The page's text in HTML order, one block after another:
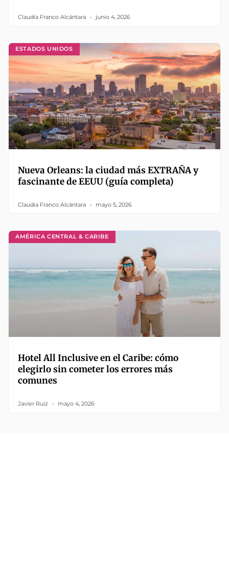
Claudia Franco Alcántara junio 4, 2026
ESTADOS UNIDOS
Nueva Orleans: la ciudad más EXTRAÑA y
fascinante de EEUU (guía completa)
Claudia Franco Alcántara mayo 5, 2026
AMÉRICA CENTRAL & CARIBE
Hotel All Inclusive en el Caribe: cómo
elegirlo sin cometer los errores más
comunes
Javier Ruiz mayo 4, 2026